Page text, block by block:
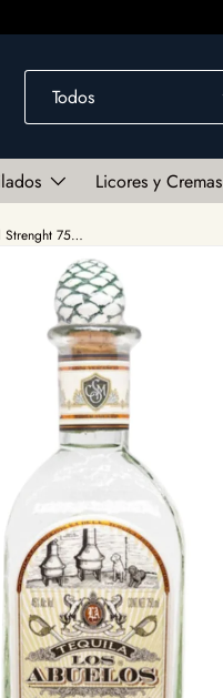
Todos
Licores y Cremas
Tequila Los Abuelos Blanco Still Strenght 750ml
del producto